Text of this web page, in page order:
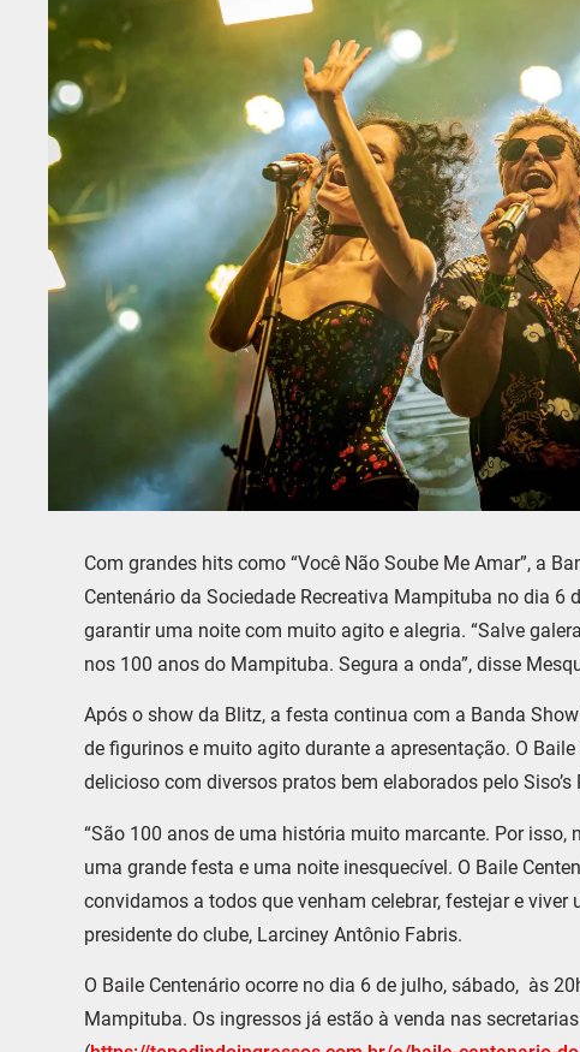
Com grandes hits como “Você Não Soube Me Amar”, a
Centenário da Sociedade Recreativa Mampituba no dia 6
garantir uma noite com muito agito e alegria. “Salve
nos 100 anos do Mampituba. Segura a onda”, disse
Após o show da Blitz, a festa continua com a Banda
de figurinos e muito agito durante a apresentação. O
delicioso com diversos pratos bem elaborados pelo Siso’s
“São 100 anos de uma história muito marcante. Por isso,
uma grande festa e uma noite inesquecível. O Baile
convidamos a todos que venham celebrar, festejar e
presidente do clube, Larciney Antônio Fabris.
O Baile Centenário ocorre no dia 6 de julho, sábado, às
Mampituba. Os ingressos já estão à venda nas